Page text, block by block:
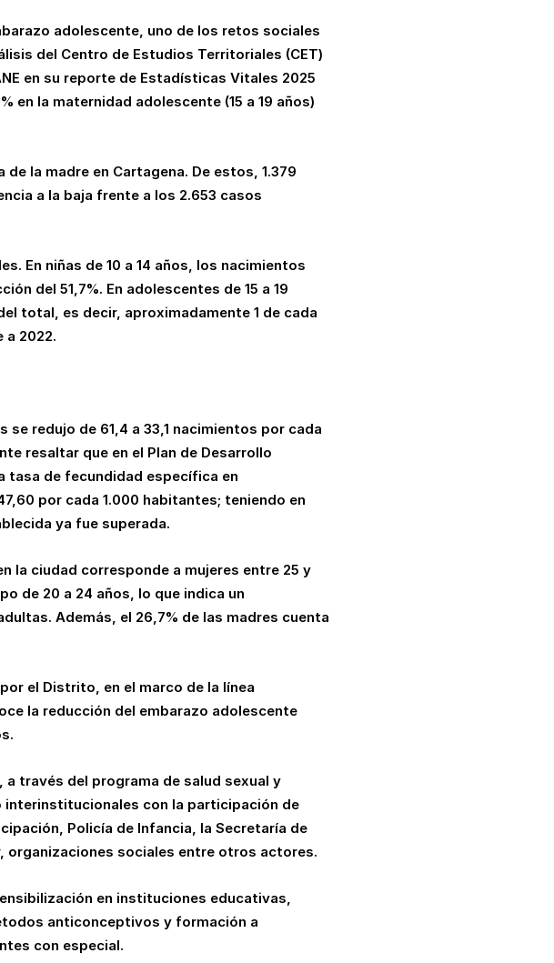
adolescente, uno de los retos sociales
del Centro de Estudios Territoriales (CET)
en su reporte de Estadísticas Vitales 2025
en la maternidad adolescente (15 a 19 años)
la madre en Cartagena. De estos, 1.379
a la baja frente a los 2.653 casos
En niñas de 10 a 14 años, los nacimientos
del 51,7%. En adolescentes de 15 a 19
total, es decir, aproximadamente 1 de cada
a 2022.
redujo de 61,4 a 33,1 nacimientos por cada
resaltar que en el Plan de Desarrollo
tasa de fecundidad específica en
por cada 1.000 habitantes; teniendo en
ya fue superada.
la ciudad corresponde a mujeres entre 25 y
de 20 a 24 años, lo que indica un
Además, el 26,7% de las madres cuenta
el Distrito, en el marco de la línea
la reducción del embarazo adolescente
través del programa de salud sexual y
con la participación de
Policía de Infancia, la Secretaría de
organizaciones sociales entre otros actores.
en instituciones educativas,
anticonceptivos y formación a
con especial.